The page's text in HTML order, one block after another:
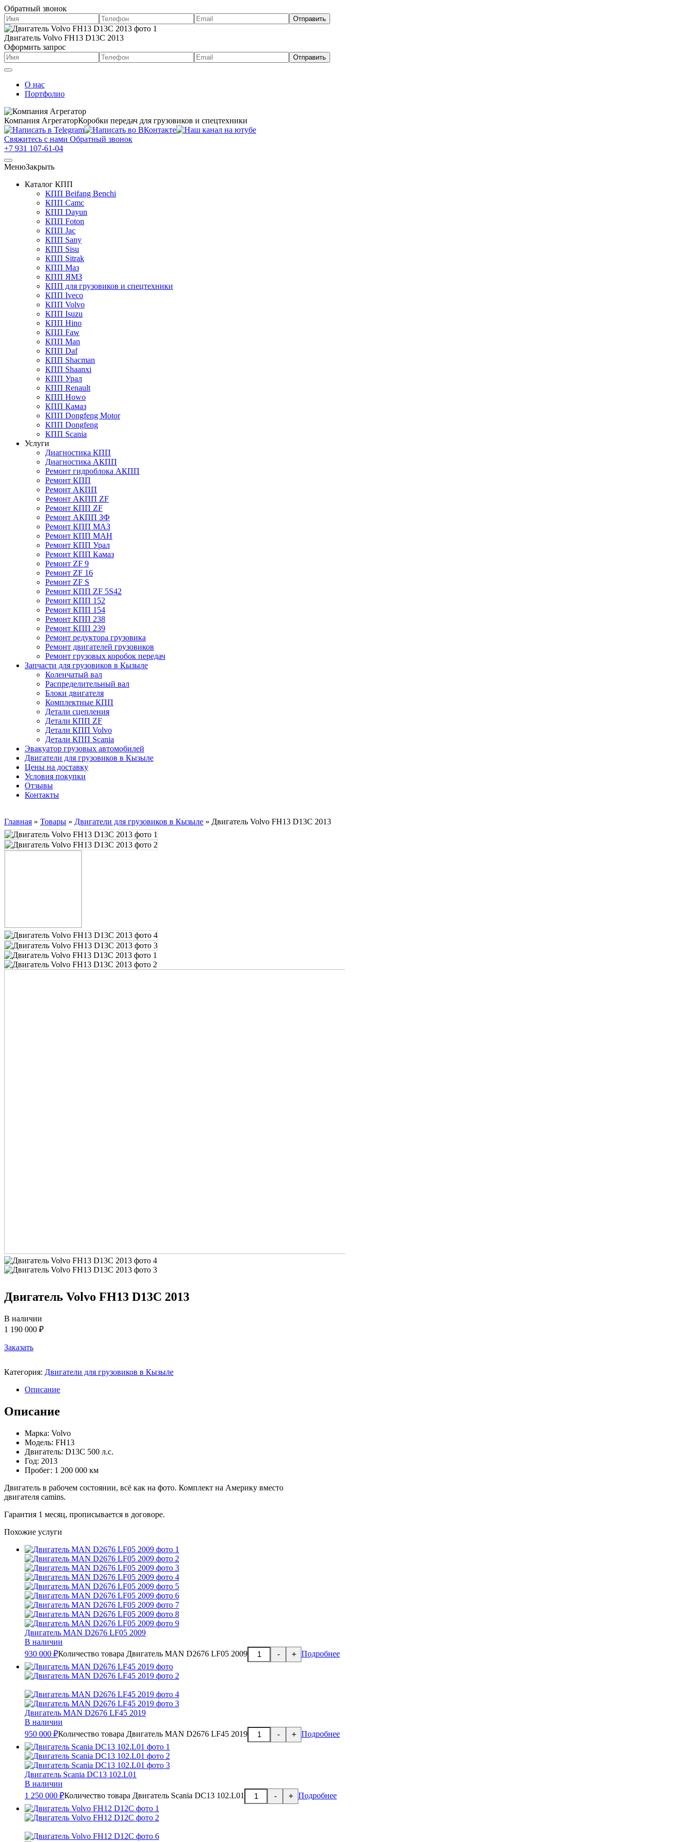
Обратный звонок
Двигатель Volvo FH13 D13C 2013
Оформить запрос
О нас
Портфолио
Компания АгрегаторКоробки передач для грузовиков и спецтехники
Свяжитесь с нами Обратный звонок
+7 931 107-61-04
МенюЗакрыть
Каталог КПП
КПП Beifang Benchi
КПП Camc
КПП Dayun
КПП Foton
КПП Jac
КПП Sany
КПП Sisu
КПП Sitrak
КПП Маз
КПП ЯМЗ
КПП для грузовиков и спецтехники
КПП Iveco
КПП Volvo
КПП Isuzu
КПП Hino
КПП Faw
КПП Man
КПП Daf
КПП Shacman
КПП Shaanxi
КПП Урал
КПП Renault
КПП Howo
КПП Камаз
КПП Dongfeng Motor
КПП Dongfeng
КПП Scania
Услуги
Диагностика КПП
Диагностика АКПП
Ремонт гидроблока АКПП
Ремонт КПП
Ремонт АКПП
Ремонт АКПП ZF
Ремонт КПП ZF
Ремонт АКПП ЗФ
Ремонт КПП МАЗ
Ремонт КПП МАН
Ремонт КПП Урал
Ремонт КПП Камаз
Ремонт ZF 9
Ремонт ZF 16
Ремонт ZF S
Ремонт КПП ZF 5S42
Ремонт КПП 152
Ремонт КПП 154
Ремонт КПП 238
Ремонт КПП 239
Ремонт редуктора грузовика
Ремонт двигателей грузовиков
Ремонт грузовых коробок передач
Запчасти для грузовиков в Кызыле
Коленчатый вал
Распределительный вал
Блоки двигателя
Комплектные КПП
Детали сцепления
Детали КПП ZF
Детали КПП Volvo
Детали КПП Scania
Эвакуатор грузовых автомобилей
Двигатели для грузовиков в Кызыле
Цены на доставку
Условия покупки
Отзывы
Контакты
Главная » Товары » Двигатели для грузовиков в Кызыле » Двигатель Volvo FH13 D13C 2013
Двигатель Volvo FH13 D13C 2013
В наличии
1 190 000 ₽
Заказать
Категория: Двигатели для грузовиков в Кызыле
Описание
Описание
Марка: Volvo
Модель: FH13
Двигатель: D13C 500 л.с.
Год: 2013
Пробег: 1 200 000 км
Двигатель в рабочем состоянии, всё как на фото. Комплект на Америку вместо
двигателя camins.
Гарантия 1 месяц, прописывается в договоре.
Похожие услуги
Двигатель MAN D2676 LF05 2009
В наличии
930 000 ₽
-
Количество товара Двигатель MAN D2676 LF05 2009 + Подробнее
Двигатель MAN D2676 LF45 2019
В наличии
950 000 ₽
-
Количество товара Двигатель MAN D2676 LF45 2019 + Подробнее
Двигатель Scania DC13 102.L01
В наличии
1 250 000 ₽
-
Количество товара Двигатель Scania DC13 102.L01 + Подробнее